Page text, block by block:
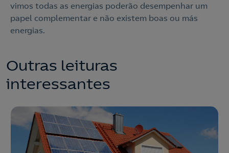
vimos todas as energias poderão desempenhar um
papel complementar e não existem boas ou más
energias.
Outras leituras
interessantes